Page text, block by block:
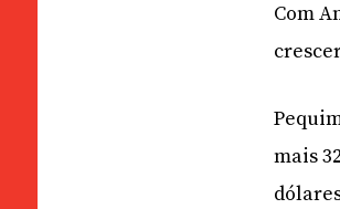
Com
mais